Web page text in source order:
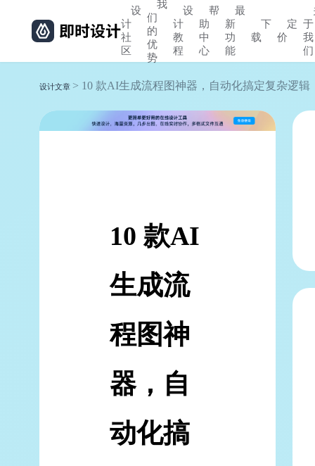
设
计
社
区
我
们
的
优
势
设
计
教
程
帮
助
中
心
最
新
功
能
下
载
定
价
于
我
们
设计文章 > 10 款AI生成流程图神器，自动化搞定复杂逻辑
10 款AI
生成流
程图神
器，自
动化搞